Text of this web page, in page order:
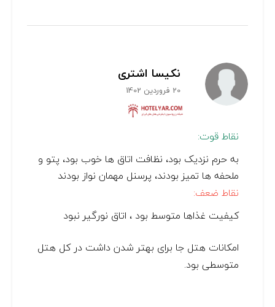
نکیسا اشتری
20 فروردین 1402
نقاط قوت:
به حرم نزدیک بود، نظافت اتاق ها خوب بود، پتو و
ملحفه ها تمیز بودند، پرسنل مهمان نواز بودند
نقاط ضعف:
کیفیت غذاها متوسط بود ، اتاق نورگیر نبود
امکانات هتل جا برای بهتر شدن داشت در کل هتل
متوسطی بود.